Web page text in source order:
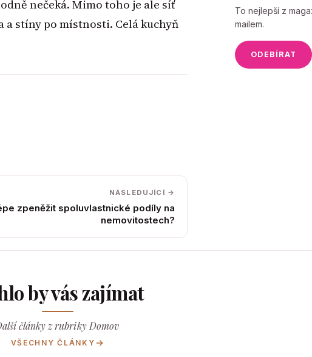
nečeká. Mimo toho je ale síť
stíny po místnosti. Celá kuchyň
NÁSLEDUJÍCÍ →
zpeněžit spoluvlastnické podíly na
nemovitostech?
To nejlepší z
mailem.
ODEBÍRAT
by vás zajímat
články z rubriky Domov
VŠECHNY ČLÁNKY